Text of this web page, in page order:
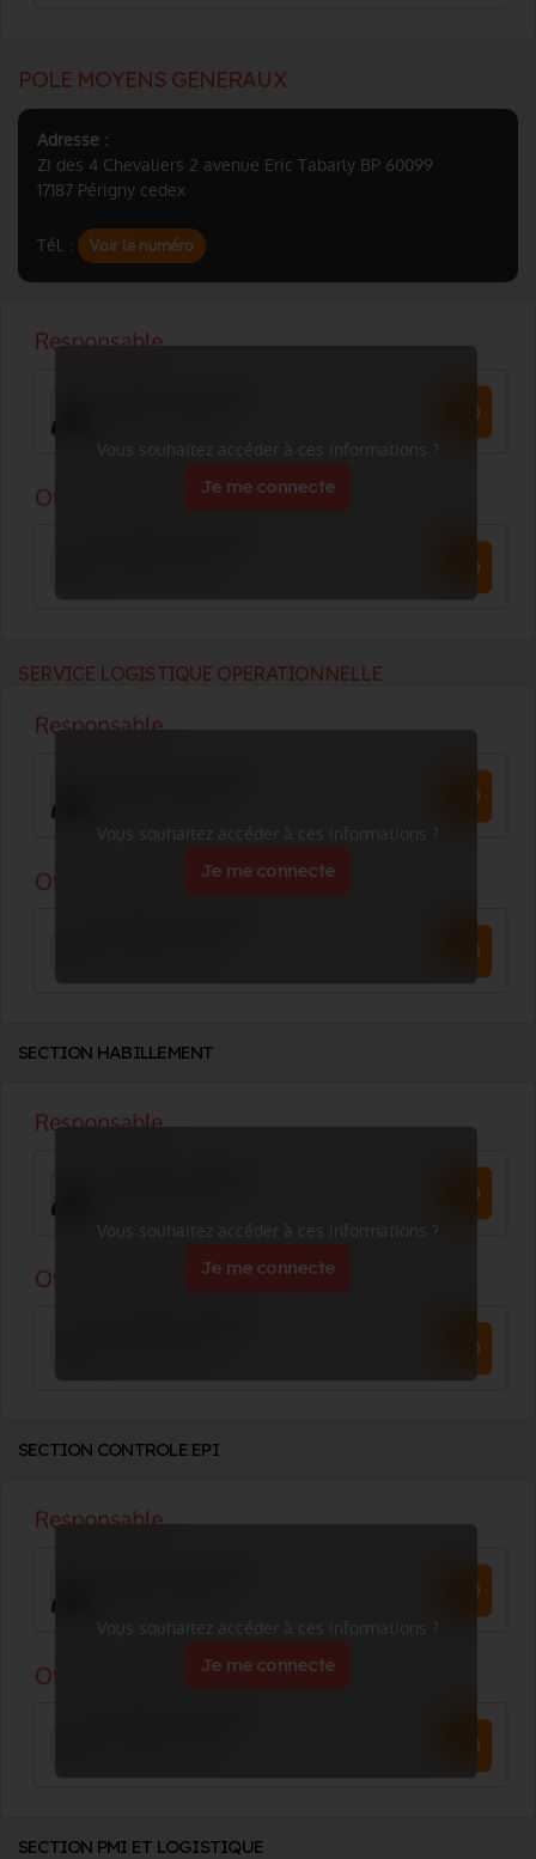
POLE MOYENS GENERAUX
Adresse :
ZI des 4 Chevaliers 2 avenue Eric Tabarly BP 60099
17187 Périgny cedex
Tél. : Voir le numéro
Vous souhaitez accéder à ces informations ?
Je me connecte
SERVICE LOGISTIQUE OPERATIONNELLE
Vous souhaitez accéder à ces informations ?
Je me connecte
SECTION HABILLEMENT
Vous souhaitez accéder à ces informations ?
Je me connecte
SECTION CONTROLE EPI
Vous souhaitez accéder à ces informations ?
Je me connecte
SECTION PMI ET LOGISTIQUE